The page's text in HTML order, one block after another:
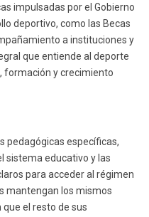
impulsadas por el Gobierno
deportivo, como las Becas
a instituciones y
que entiende al deporte
formación y crecimiento
pedagógicas específicas,
sistema educativo y las
para acceder al régimen
mantengan los mismos
el resto de sus